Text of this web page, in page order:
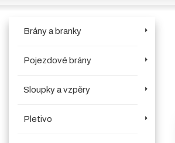
Brány a branky
Pojezdové brány
Sloupky a vzpěry
Pletivo